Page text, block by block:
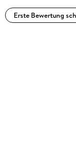
Erste Bewertung